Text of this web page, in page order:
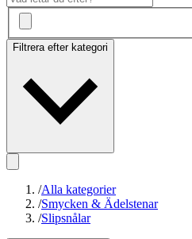
Filtrera efter kategori
/Alla kategorier
/Smycken & Ädelstenar
/Slipsnålar